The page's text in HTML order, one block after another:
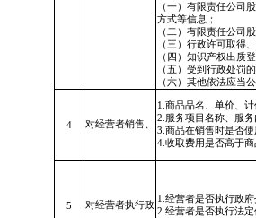
（一）有限责任公司
方式等信息；
（二）有限责任公司
（三）行政许可取得
（四）知识产权出质
（五）受到行政处罚
（六）其他依法应当
4 对经营者销售、
1.商品品名、单价、计
2.服务项目名称、服务
3.商品在销售时是否使
4.收取费用是否高于商
5 对经营者执行政
1.经营者是否执行政
2.经营者是否执行法定